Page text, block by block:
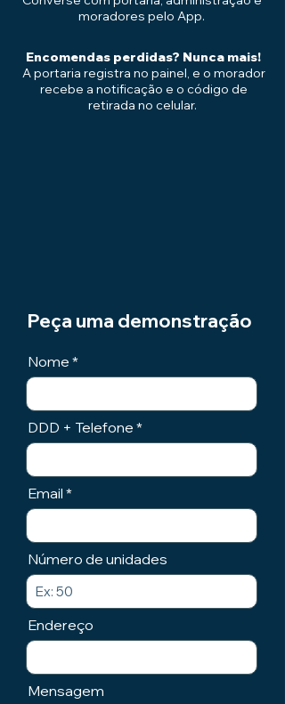
moradores pelo App.
Encomendas perdidas? Nunca mais!
A portaria registra no painel, e o morador
recebe a notificação e o código de
retirada no celular.
Peça uma demonstração
Nome
DDD + Telefone
Email
Número de unidades
Endereço
Mensagem